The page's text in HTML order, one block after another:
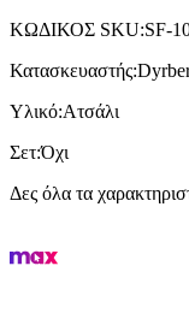
ΚΩΔΙΚΟΣ SKU:SF-
Κατασκευαστής:
Υλικό:Ατσάλι
Σετ:Όχι
Δες όλα τα